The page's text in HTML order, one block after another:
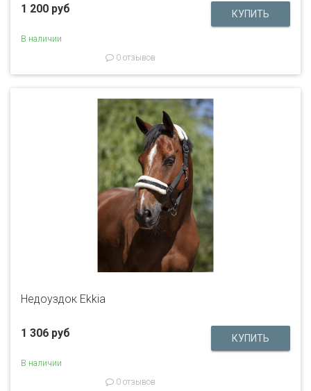
1 200 руб
В наличии
0 отзывов
Недоуздок Ekkia
1 306 руб
В наличии
0 отзывов